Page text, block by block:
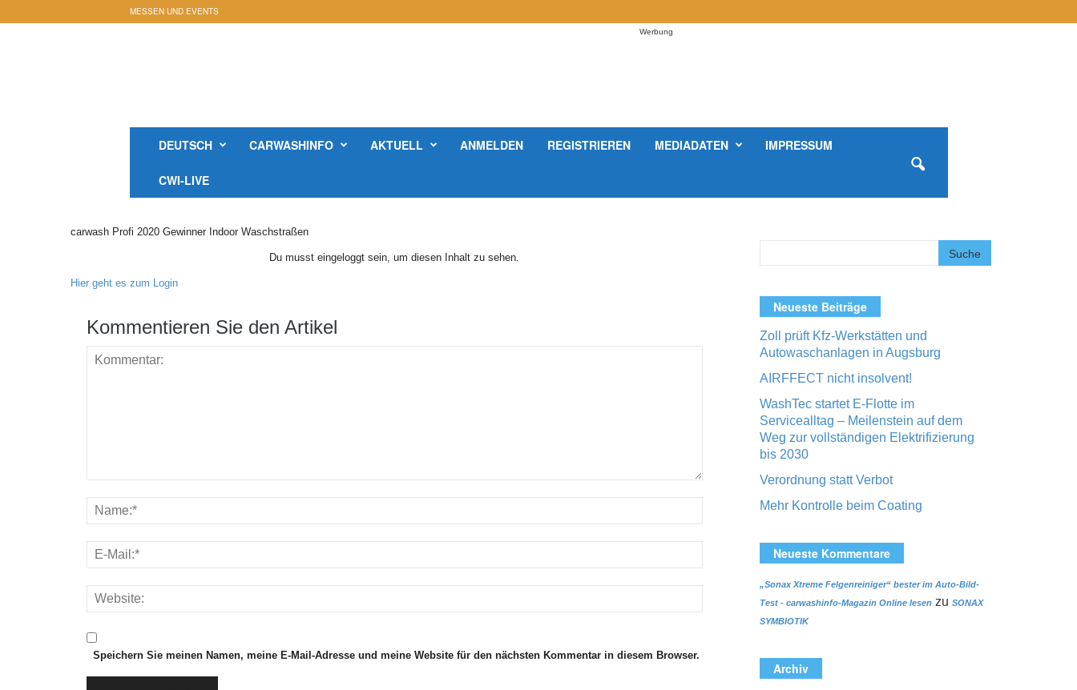
MESSEN UND EVENTS
M
a
i
O
e
n
Werbung
DEUTSCH CARWASHINFO AKTUELL ANMELDEN REGISTRIEREN MEDIADATEN IMPRESSUM
CWI-LIVE
carwash Profi 2020 Gewinner Indoor Waschstraßen
Du musst eingeloggt sein, um diesen Inhalt zu sehen.
Hier geht es zum Login
Kommentieren Sie den Artikel
Speichern Sie meinen Namen, meine E-Mail-Adresse und meine Website für den nächsten Kommentar in diesem Browser.
Neueste Beiträge
Zoll prüft Kfz-Werkstätten und
Autowaschanlagen in Augsburg
AIRFFECT nicht insolvent!
WashTec startet E-Flotte im
Servicealltag – Meilenstein auf dem
Weg zur vollständigen Elektrifizierung
bis 2030
Verordnung statt Verbot
Mehr Kontrolle beim Coating
Neueste Kommentare
„Sonax Xtreme Felgenreiniger“ bester im Auto-Bild-
Test - carwashinfo-Magazin Online lesen zu SONAX
SYMBIOTIK
Archiv